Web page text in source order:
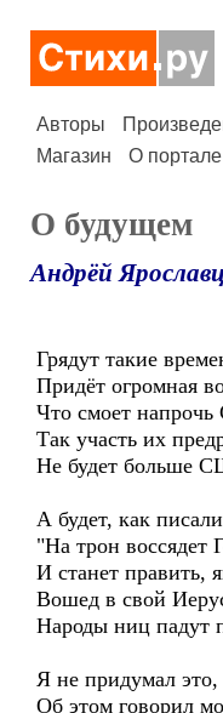
Авторы
Магазин
О портале
О будущем
Андрёй
Грядут такие
Придёт огромная
Что смоет
Так участь их
Не будет больше
А будет, как
"На трон воссядет
И станет править,
Вошед в свой
Народы ниц падут
Я не придумал это,
Об этом говорил